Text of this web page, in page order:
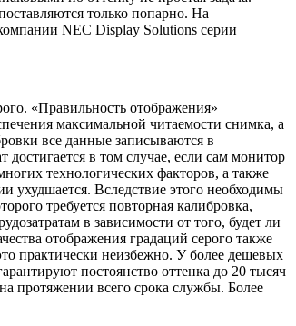
только попарно. На
NEC Display Solutions серии
«Правильность отображения»
максимальной читаемости снимка, а
все данные записываются в
в том случае, если сам монитор
технологических факторов, а также
ухудшается. Вследствие этого необходимы
требуется повторная калибровка,
в зависимости от того, будет ли
отображения градаций серого также
практически неизбежно. У более дешевых
постоянство оттенка до 20 тысяч
протяжении всего срока службы. Более